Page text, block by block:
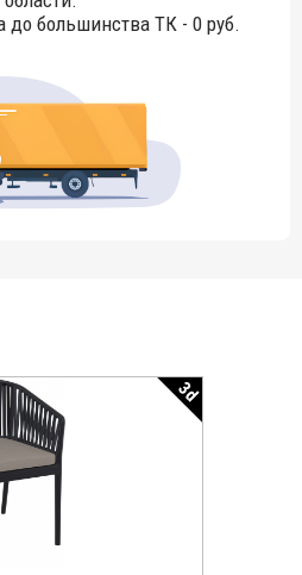
большинства ТК - 0 руб.
3d